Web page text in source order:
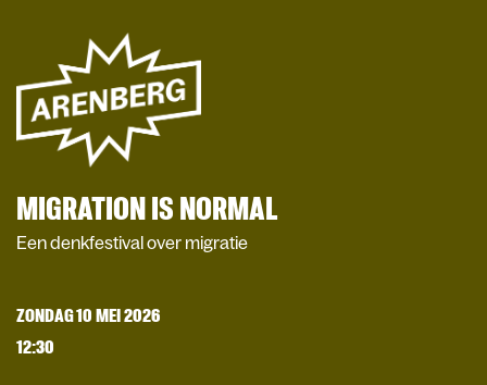
MIGRATION IS NORMAL
Een denkfestival over migratie
ZONDAG 10 MEI 2026
12:30